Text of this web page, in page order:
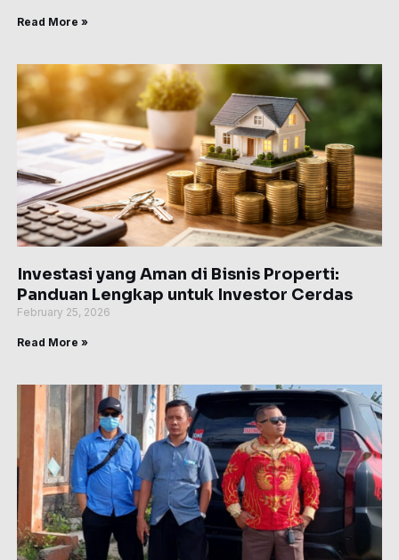
Read More »
Investasi yang Aman di Bisnis Properti:
Panduan Lengkap untuk Investor Cerdas
February 25, 2026
Read More »